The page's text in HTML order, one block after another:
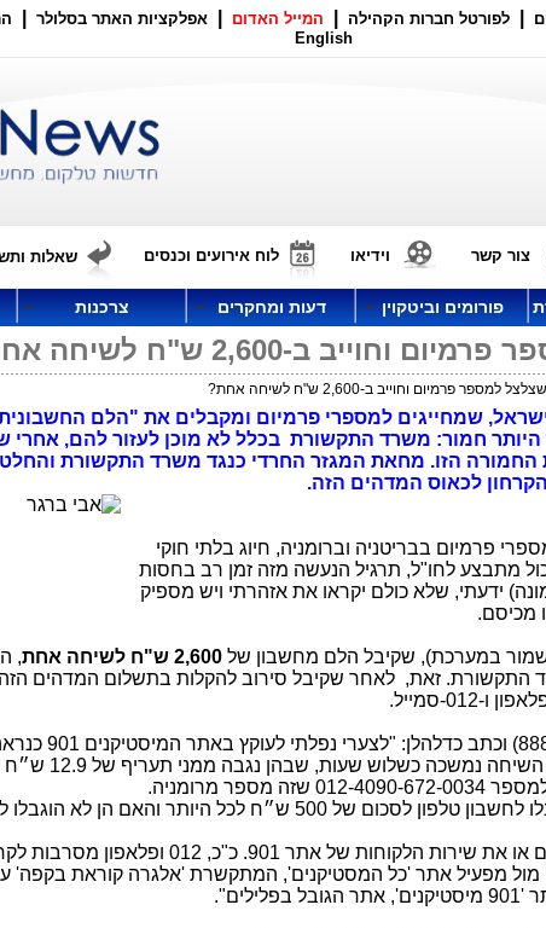
לפורטל חברות הקהילה המייל האדום אפלקציות האתר בסלולר
English
צור קשר וידיאו לוח אירועים וכנסים שאלות
פורומים וביטקוין דעות ומחקרים צרכנות
ב-2,600 ש"ח לשיחה אחת?
פרמיום וחוייב ב-2,600 ש"ח לשיחה אחת?
שמחייגים למספרי פרמיום ומקבלים את "הלם
חמור: משרד התקשורת בכלל לא מוכן לעזור להם, אחרי
החמורה הזו. מחאת המגזר החרדי כנגד משרד התקשורת
לכאוס המדהים הזה.
פרמיום בבריטניה וברומניה, חיוג בלתי חוקי
חיוג שכביכול מתבצע לחו"ל, תרגיל הנעשה מזה זמן רב בחסות
ידעתי, שלא כולם יקראו את אזהרתי ויש מספיק
מכיסם.
במערכת), שקיבל הלם מחשבון של2,600 ש"ח לשיחה אחת
,
התקשורת. זאת, לאחר שקיבל סירוב להקלות בתשלום המדהים הזה
סמייל.
פנייה 88818) וכתב כדלהלן: "לצערי
'אלגרה קוראת בקפה'. בניגוד לכל הנחיה, השיחה
מרומניה.
נשאלת השאלה: האם שיחות אלו לא הוגבלו לחשבון טלפון לסכום של 500 ש״ח לכל היותר והאם
בכל מקרה, אינני מצליח לאתר את הבעלים או את שירות הלקוחות של אתר 901. כ"כ, 012
מפעיל אתר 'כל המסטיקנים', המתקשרת 'אלגרה קוראת בקפה'